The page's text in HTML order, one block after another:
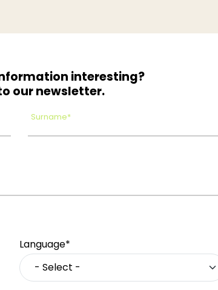
interesting?
our newsletter.
Surname*
Language*